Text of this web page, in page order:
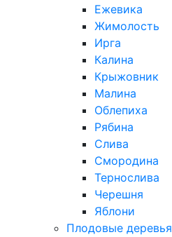
Ежевика
Жимолость
Ирга
Калина
Крыжовник
Малина
Облепиха
Рябина
Слива
Смородина
Тернослива
Черешня
Яблони
Плодовые деревья